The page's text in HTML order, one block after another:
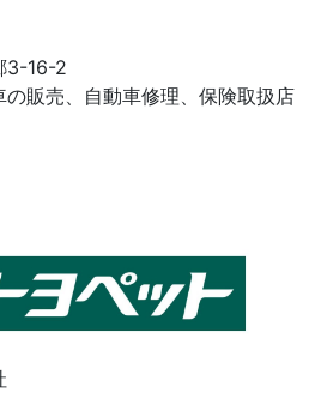
3-16-2
販売、自動車修理、保険取扱店